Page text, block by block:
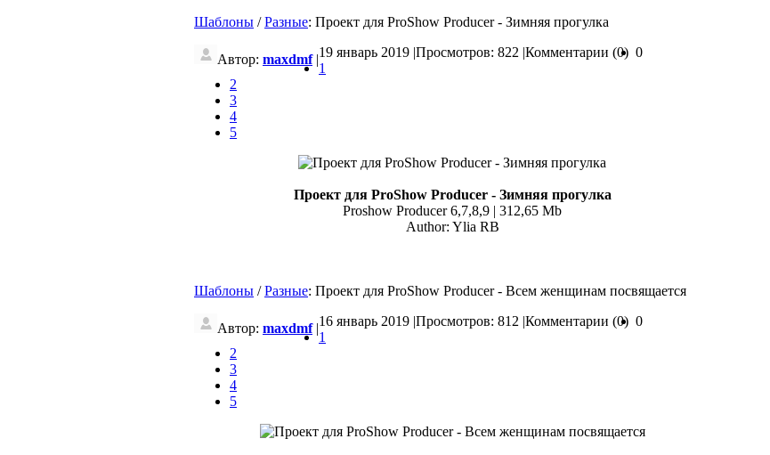
Шаблоны /Разные: Проект для ProShow Producer - Зимняя прогулка
Автор: maxdmf|19 январь 2019 |Просмотров: 822 |Комментарии (0) 0
1
2
3
4
5
Проект для ProShow Producer - Зимняя прогулка
Proshow Producer 6,7,8,9 | 312,65 Mb
Author: Ylia RB
Шаблоны /Разные: Проект для ProShow Producer - Всем женщинам посвящается
Автор: maxdmf|16 январь 2019 |Просмотров: 812 |Комментарии (0) 0
1
2
3
4
5